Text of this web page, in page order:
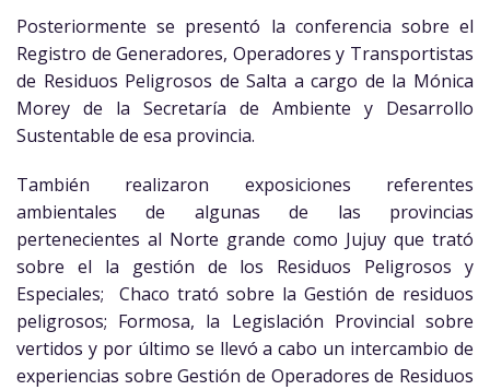
Posteriormente se presentó la conferencia sobre el
Registro de Generadores, Operadores y Transportistas
de Residuos Peligrosos de Salta a cargo de la Mónica
Morey de la Secretaría de Ambiente y Desarrollo
Sustentable de esa provincia.
También realizaron exposiciones referentes
ambientales de algunas de las provincias
pertenecientes al Norte grande como Jujuy que trató
sobre el la gestión de los Residuos Peligrosos y
Especiales; Chaco trató sobre la Gestión de residuos
peligrosos; Formosa, la Legislación Provincial sobre
vertidos y por último se llevó a cabo un intercambio de
experiencias sobre Gestión de Operadores de Residuos